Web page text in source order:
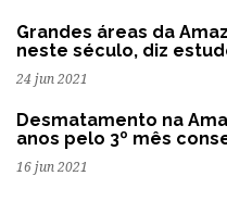
Grandes áreas da
neste século, diz
24 jun 2021
Desmatamento na
anos pelo 3º mês
16 jun 2021